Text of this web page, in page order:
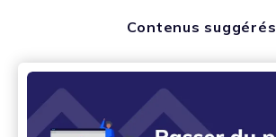
Contenus suggérés